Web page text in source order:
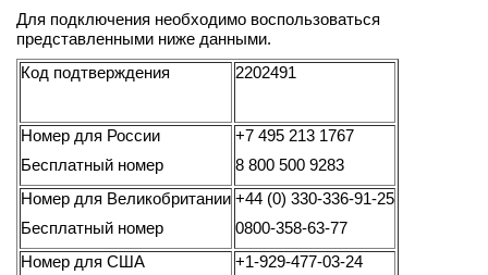
Для подключения необходимо воспользоваться
представленными ниже данными.
Код подтверждения
2202491
Номер для России
Бесплатный номер
+7 495 213 1767
8 800 500 9283
Номер для Великобритании
Бесплатный номер
+44 (0) 330-336-91-25
0800-358-63-77
Номер для США
+1-929-477-03-24